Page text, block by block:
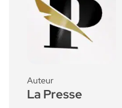
Auteur
La Presse